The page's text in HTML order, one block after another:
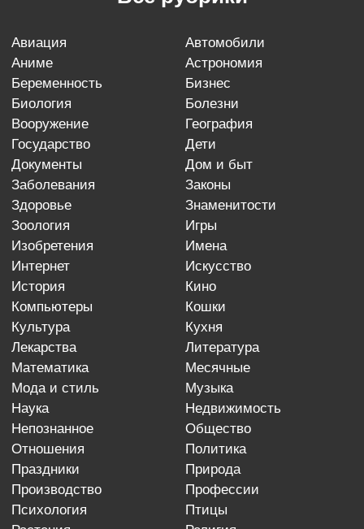
авиация
автомобили
аниме
астрономия
беременность
бизнес
биология
болезни
вооружение
география
государство
дети
документы
дом и быт
заболевания
законы
здоровье
знаменитости
зоология
игры
изобретения
имена
интернет
искусство
история
кино
компьютеры
кошки
культура
кухня
лекарства
литература
математика
месячные
мода и стиль
музыка
наука
недвижимость
непознанное
общество
отношения
политика
праздники
природа
производство
профессии
психология
птицы